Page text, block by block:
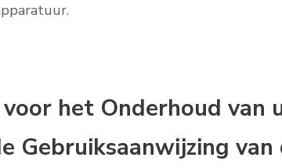
het Onderhoud van
Gebruiksaanwijzing